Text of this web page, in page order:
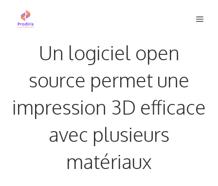
Un logiciel open
source permet une
impression 3D efficace
avec plusieurs
matériaux